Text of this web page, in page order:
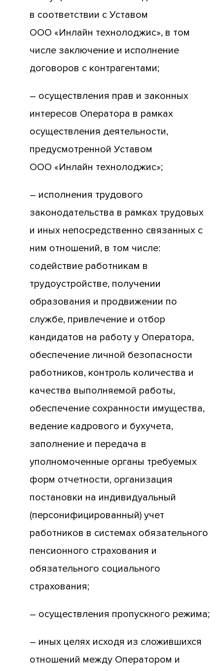
в соответствии с Уставом
ООО «Инлайн технолоджис», в том
числе заключение и исполнение
договоров с контрагентами;
– осуществления прав и законных
интересов Оператора в рамках
осуществления деятельности,
предусмотренной Уставом
ООО «Инлайн технолоджис»;
– исполнения трудового
законодательства в рамках трудовых
и иных непосредственно связанных с
ним отношений, в том числе:
содействие работникам в
трудоустройстве, получении
образования и продвижении по
службе, привлечение и отбор
кандидатов на работу у Оператора,
обеспечение личной безопасности
работников, контроль количества и
качества выполняемой работы,
обеспечение сохранности имущества,
ведение кадрового и бухучета,
заполнение и передача в
уполномоченные органы требуемых
форм отчетности, организация
постановки на индивидуальный
(персонифицированный) учет
работников в системах обязательного
пенсионного страхования и
обязательного социального
страхования;
– осуществления пропускного режима;
– иных целях исходя из сложившихся
отношений между Оператором и